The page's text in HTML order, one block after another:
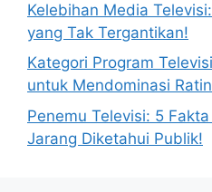
Kelebihan Media
yang Tak Tergantikan!
Kategori Program
untuk Mendominasi
Penemu Televisi: 5
Jarang Diketahui Publik!